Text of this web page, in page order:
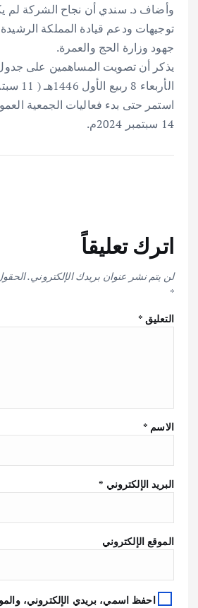
وأضاف د. سندي أن نجاح الشركة لم
توجيهات ودعم قيادة المملكة الرشيدة
جهود وزارة الحج والعمرة.
يذكر أن تصويت المساهمين على جدول
استمر حتى بدء فعاليات الجمعية
14 سبتمبر 2024م.
اترك تعليقاً
لن يتم نشر عنوان بريدك الإلكتروني.
*
التعليق*
الاسم *
البريد الإلكتروني *
الموقع الإلكتروني
احفظ اسمي، بريدي الإلكتروني،